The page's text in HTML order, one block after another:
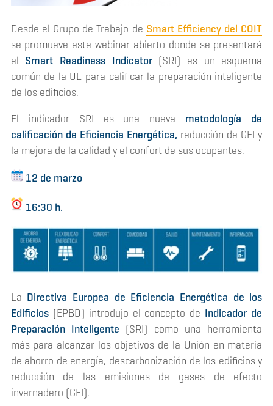
Desde el Grupo de Trabajo de Smart Efficiency del COIT
se promueve este webinar abierto donde se presentará
el Smart Readiness Indicator (SRI) es un esquema
común de la UE para calificar la preparación inteligente
de los edificios.
El indicador SRI es una nueva metodología de
calificación de Eficiencia Energética, reducción de GEI y
la mejora de la calidad y el confort de sus ocupantes.
12 de marzo
16:30 h.
La Directiva Europea de Eficiencia Energética de los
Edificios (EPBD) introdujo el concepto de Indicador de
Preparación Inteligente (SRI) como una herramienta
más para alcanzar los objetivos de la Unión en materia
de ahorro de energía, descarbonización de los edificios y
reducción de las emisiones de gases de efecto
invernadero (GEI).